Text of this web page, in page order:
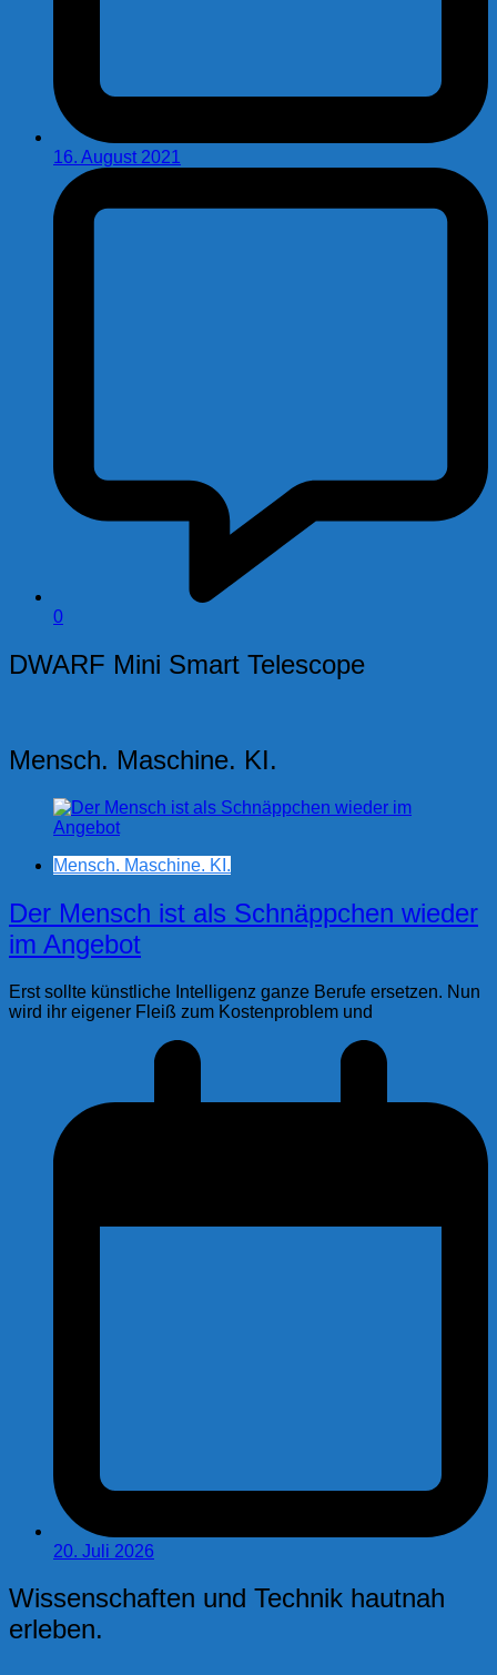
16. August 2021
0
DWARF Mini Smart Telescope
Mensch. Maschine. KI.
Mensch. Maschine. KI.
Der Mensch ist als Schnäppchen wieder
im Angebot
Erst sollte künstliche Intelligenz ganze Berufe ersetzen. Nun
wird ihr eigener Fleiß zum Kostenproblem und
20. Juli 2026
Wissenschaften und Technik hautnah
erleben.